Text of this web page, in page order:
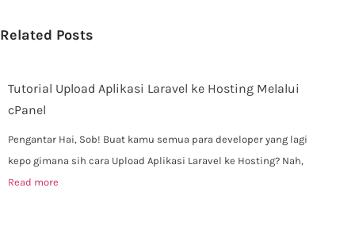
Related Posts
Tutorial Upload Aplikasi Laravel ke Hosting Melalui
cPanel
Pengantar Hai, Sob! Buat kamu semua para developer yang lagi
kepo gimana sih cara Upload Aplikasi Laravel ke Hosting? Nah,
Read more